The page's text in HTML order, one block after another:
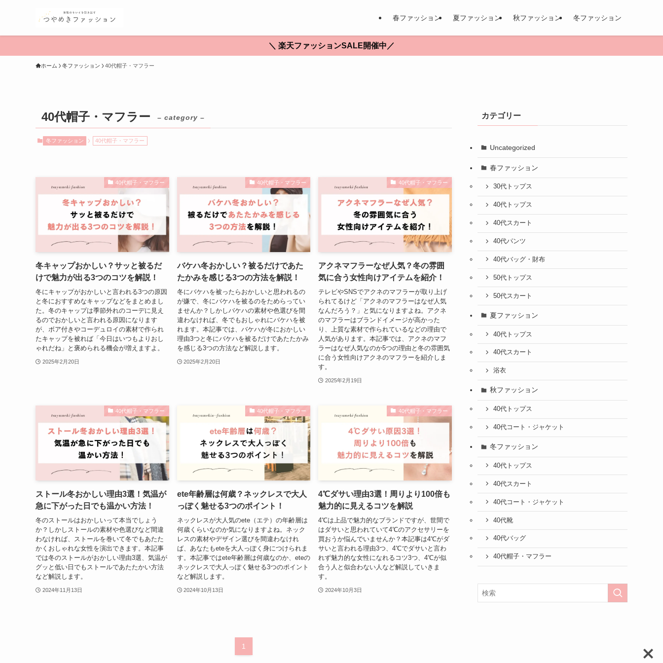
春ファッション 夏ファッション 秋ファッション 冬ファッション
＼ 楽天ファッションSALE開催中／
ホーム 冬ファッション 40代帽子・マフラー
40代帽子・マフラー – category –
冬ファッション 40代帽子・マフラー
40代帽子・マフラー
冬キャップおかしい？サッと被るだ
けで魅力が出る3つのコツを解説！
冬にキャップがおかしいと言われる3つの原因
と冬におすすめなキャップなどをまとめまし
た。冬のキャップは季節外れのコーデに見え
るのでおかしいと言われる原因になります
が、ボア付きやコーデュロイの素材で作られ
たキャップを被れば「今日はいつもよりおし
ゃれだね」と褒められる機会が増えますよ。
2025年2月20日
40代帽子・マフラー
バケハ冬おかしい？被るだけであた
たかみを感じる3つの方法を解説！
冬にバケハを被ったらおかしいと思われるの
が嫌で、冬にバケハを被るのをためらってい
ませんか？しかしバケハの素材や色選びを間
違わなければ、冬でもおしゃれにバケハを被
れます。本記事では、バケハが冬におかしい
理由3つと冬にバケハを被るだけであたたかみ
を感じる3つの方法など解説します。
2025年2月20日
40代帽子・マフラー
アクネマフラーなぜ人気？冬の雰囲
気に合う女性向けアイテムを紹介！
テレビやSNSでアクネのマフラーが取り上げ
られてるけど「アクネのマフラーはなぜ人気
なんだろう？」と気になりますよね。アクネ
のマフラーはブランドイメージが高かった
り、上質な素材で作られているなどの理由で
人気があります。本記事では、アクネのマフ
ラーはなぜ人気なのか5つの理由と冬の雰囲気
に合う女性向けアクネのマフラーを紹介しま
す。
2025年2月19日
40代帽子・マフラー
ストール冬おかしい理由3選！気温が
急に下がった日でも温かい方法！
冬のストールはおかしいって本当でしょう
か？しかしストールの素材や色選びなど間違
わなければ、ストールを巻いて冬でもあたた
かくおしゃれな女性を演出できます。本記事
では冬のストールがおかしい理由3選、気温が
グッと低い日でもストールであたたかい方法
など解説します。
2024年11月13日
40代帽子・マフラー
ete年齢層は何歳？ネックレスで大人
っぽく魅せる3つのポイント！
ネックレスが大人気のete（エテ）の年齢層は
何歳くらいなのか気になりますよね。ネック
レスの素材やデザイン選びを間違わなけれ
ば、あなたもeteを大人っぽく身につけられま
す。本記事ではete年齢層は何歳なのか、eteの
ネックレスで大人っぽく魅せる3つのポイント
など解説します。
2024年10月13日
40代帽子・マフラー
4℃ダサい理由3選！周りより100倍も
魅力的に見えるコツを解説
4℃は上品で魅力的なブランドですが、世間で
はダサいと思われていて4℃のアクセサリーを
買おうか悩んでいませんか？本記事は4℃がダ
サいと言われる理由3つ、4℃でダサいと言わ
れず魅力的な女性になれるコツ3つ、4℃が似
合う人と似合わない人など解説していきま
す。
2024年10月3日
1
カテゴリー
Uncategorized
春ファッション
30代トップス
40代トップス
40代スカート
40代パンツ
40代バッグ・財布
50代トップス
50代スカート
夏ファッション
40代トップス
40代スカート
浴衣
秋ファッション
40代トップス
40代コート・ジャケット
冬ファッション
40代トップス
40代スカート
40代コート・ジャケット
40代靴
40代バッグ
40代帽子・マフラー